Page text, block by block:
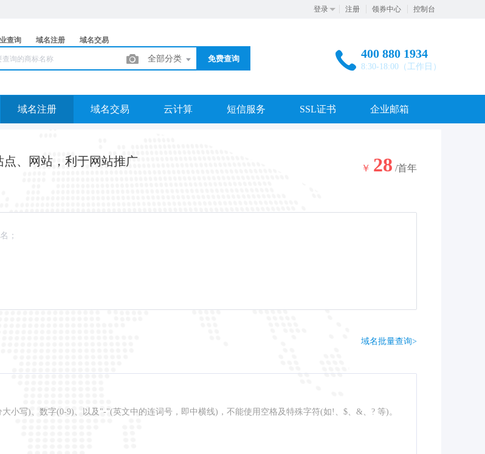
登录 注册 领券中心 控制台
查询 域名注册 域名交易
全部分类 免费查询 400 880 1934
8:30-18:00（工作日）
域名注册 域名交易 云计算 短信服务 SSL证书 企业邮箱
点、网站，利于网站推广
￥ 28 /首年
域名批量查询>
小写)、数字(0-9)、以及"-"(英文中的连词号，即中横线)，不能使用空格及特殊字符(如!、$、&、? 等)。